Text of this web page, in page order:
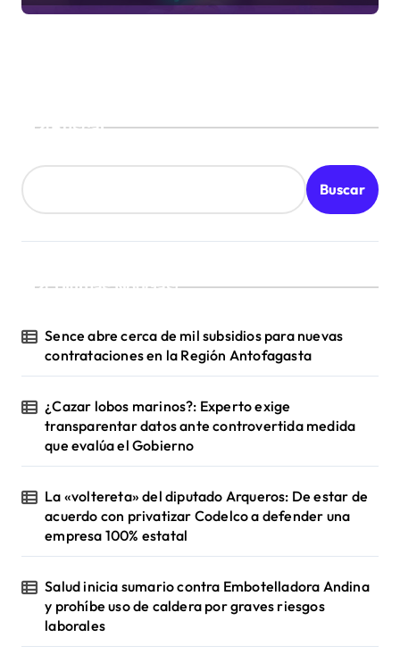
Buscar
Buscar
¡Ultimas Noticias!
Sence abre cerca de mil subsidios para nuevas
contrataciones en la Región Antofagasta
¿Cazar lobos marinos?: Experto exige
transparentar datos ante controvertida medida
que evalúa el Gobierno
La «voltereta» del diputado Arqueros: De estar de
acuerdo con privatizar Codelco a defender una
empresa 100% estatal
Salud inicia sumario contra Embotelladora Andina
y prohíbe uso de caldera por graves riesgos
laborales